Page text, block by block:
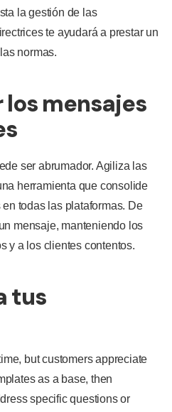
la gestión de las
te ayudará a prestar un
normas.
los mensajes
ser abrumador. Agiliza las
herramienta que consolide
todas las plataformas. De
mensaje, manteniendo los
y a los clientes contentos.
tus
but customers appreciate
as a base, then
specific questions or